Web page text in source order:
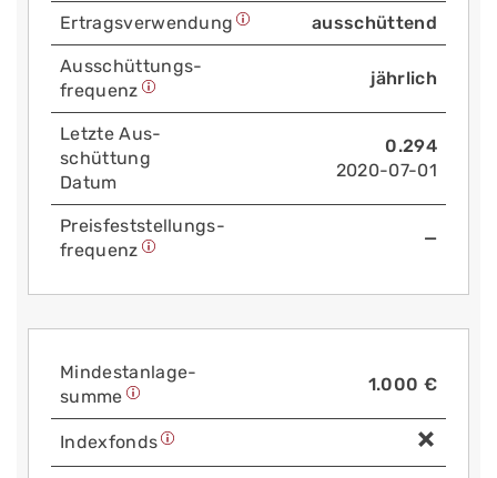
Ertrags­verwendung ausschüttend
Aus­schüttungs­
frequenz
jährlich
Letzte Aus­
schüttung
Datum
0.294
2020-07-01
Preis­fest­stellungs­
frequenz
—
Mindest­anlage­
summe
1.000 €
Index­fonds